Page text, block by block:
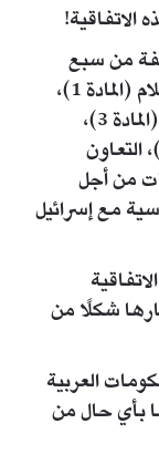
من سبع
مواد، يمكن تلخيصها على النحو التالي: السلام (المادة 1)،
تشجيع الحوار (المادة 2)، العلاقات الودية (المادة 3)،
تمكين الجميع من العيش بكرامة (المادة 4)، التعاون
الصراعات من أجل
مع إسرائيل
شكلًا من
العربية
بأي حال من